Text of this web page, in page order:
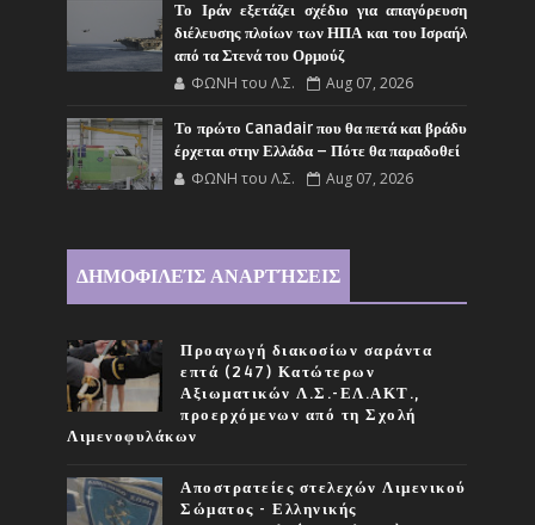
Το Ιράν εξετάζει σχέδιο για απαγόρευση
διέλευσης πλοίων των ΗΠΑ και του Ισραήλ
από τα Στενά του Ορμούζ
ΦΩΝΗ του Λ.Σ. Aug 07, 2026
Το πρώτο Canadair που θα πετά και βράδυ
έρχεται στην Ελλάδα – Πότε θα παραδοθεί
ΦΩΝΗ του Λ.Σ. Aug 07, 2026
ΔΗΜΟΦΙΛΕΊΣ ΑΝΑΡΤΉΣΕΙΣ
Προαγωγή διακοσίων σαράντα
επτά (247) Κατώτερων
Αξιωματικών Λ.Σ.-ΕΛ.ΑΚΤ.,
προερχόμενων από τη Σχολή
Λιμενοφυλάκων
Αποστρατείες στελεχών Λιμενικού
Σώματος - Ελληνικής